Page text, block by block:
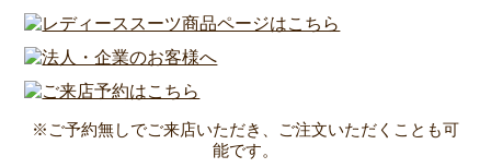
※ご予約無しでご来店いただき、ご注文いただくことも可
能です。